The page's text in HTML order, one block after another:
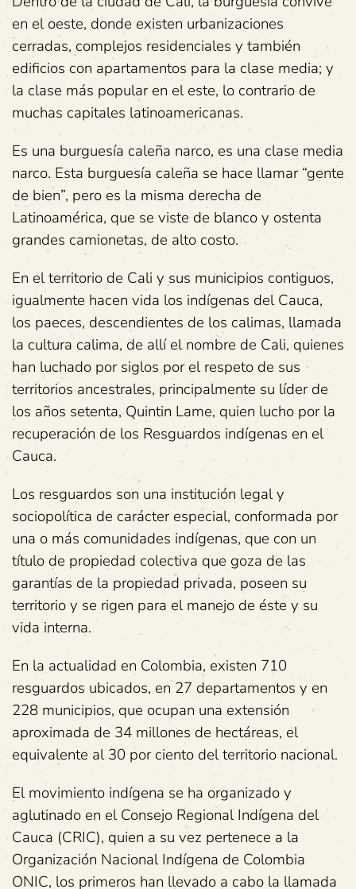
en el oeste, donde existen urbanizaciones
cerradas, complejos residenciales y también
edificios con apartamentos para la clase media; y
la clase más popular en el este, lo contrario de
muchas capitales latinoamericanas.
Es una burguesía caleña narco, es una clase media
narco. Esta burguesía caleña se hace llamar “gente
de bien”, pero es la misma derecha de
Latinoamérica, que se viste de blanco y ostenta
grandes camionetas, de alto costo.
En el territorio de Cali y sus municipios contiguos,
igualmente hacen vida los indígenas del Cauca,
los paeces, descendientes de los calimas, llamada
la cultura calima, de allí el nombre de Cali, quienes
han luchado por siglos por el respeto de sus
territorios ancestrales, principalmente su líder de
los años setenta, Quintin Lame, quien lucho por la
recuperación de los Resguardos indígenas en el
Cauca.
Los resguardos son una institución legal y
sociopolítica de carácter especial, conformada por
una o más comunidades indígenas, que con un
título de propiedad colectiva que goza de las
garantías de la propiedad privada, poseen su
territorio y se rigen para el manejo de éste y su
vida interna.
En la actualidad en Colombia, existen 710
resguardos ubicados, en 27 departamentos y en
228 municipios, que ocupan una extensión
aproximada de 34 millones de hectáreas, el
equivalente al 30 por ciento del territorio nacional.
El movimiento indígena se ha organizado y
aglutinado en el Consejo Regional Indígena del
Cauca (CRIC), quien a su vez pertenece a la
Organización Nacional Indígena de Colombia
ONIC, los primeros han llevado a cabo la llamada